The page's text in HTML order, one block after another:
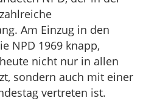
Am Einzug in den
NPD 1969 knapp,
nicht nur in allen
sondern auch mit einer
vertreten ist.